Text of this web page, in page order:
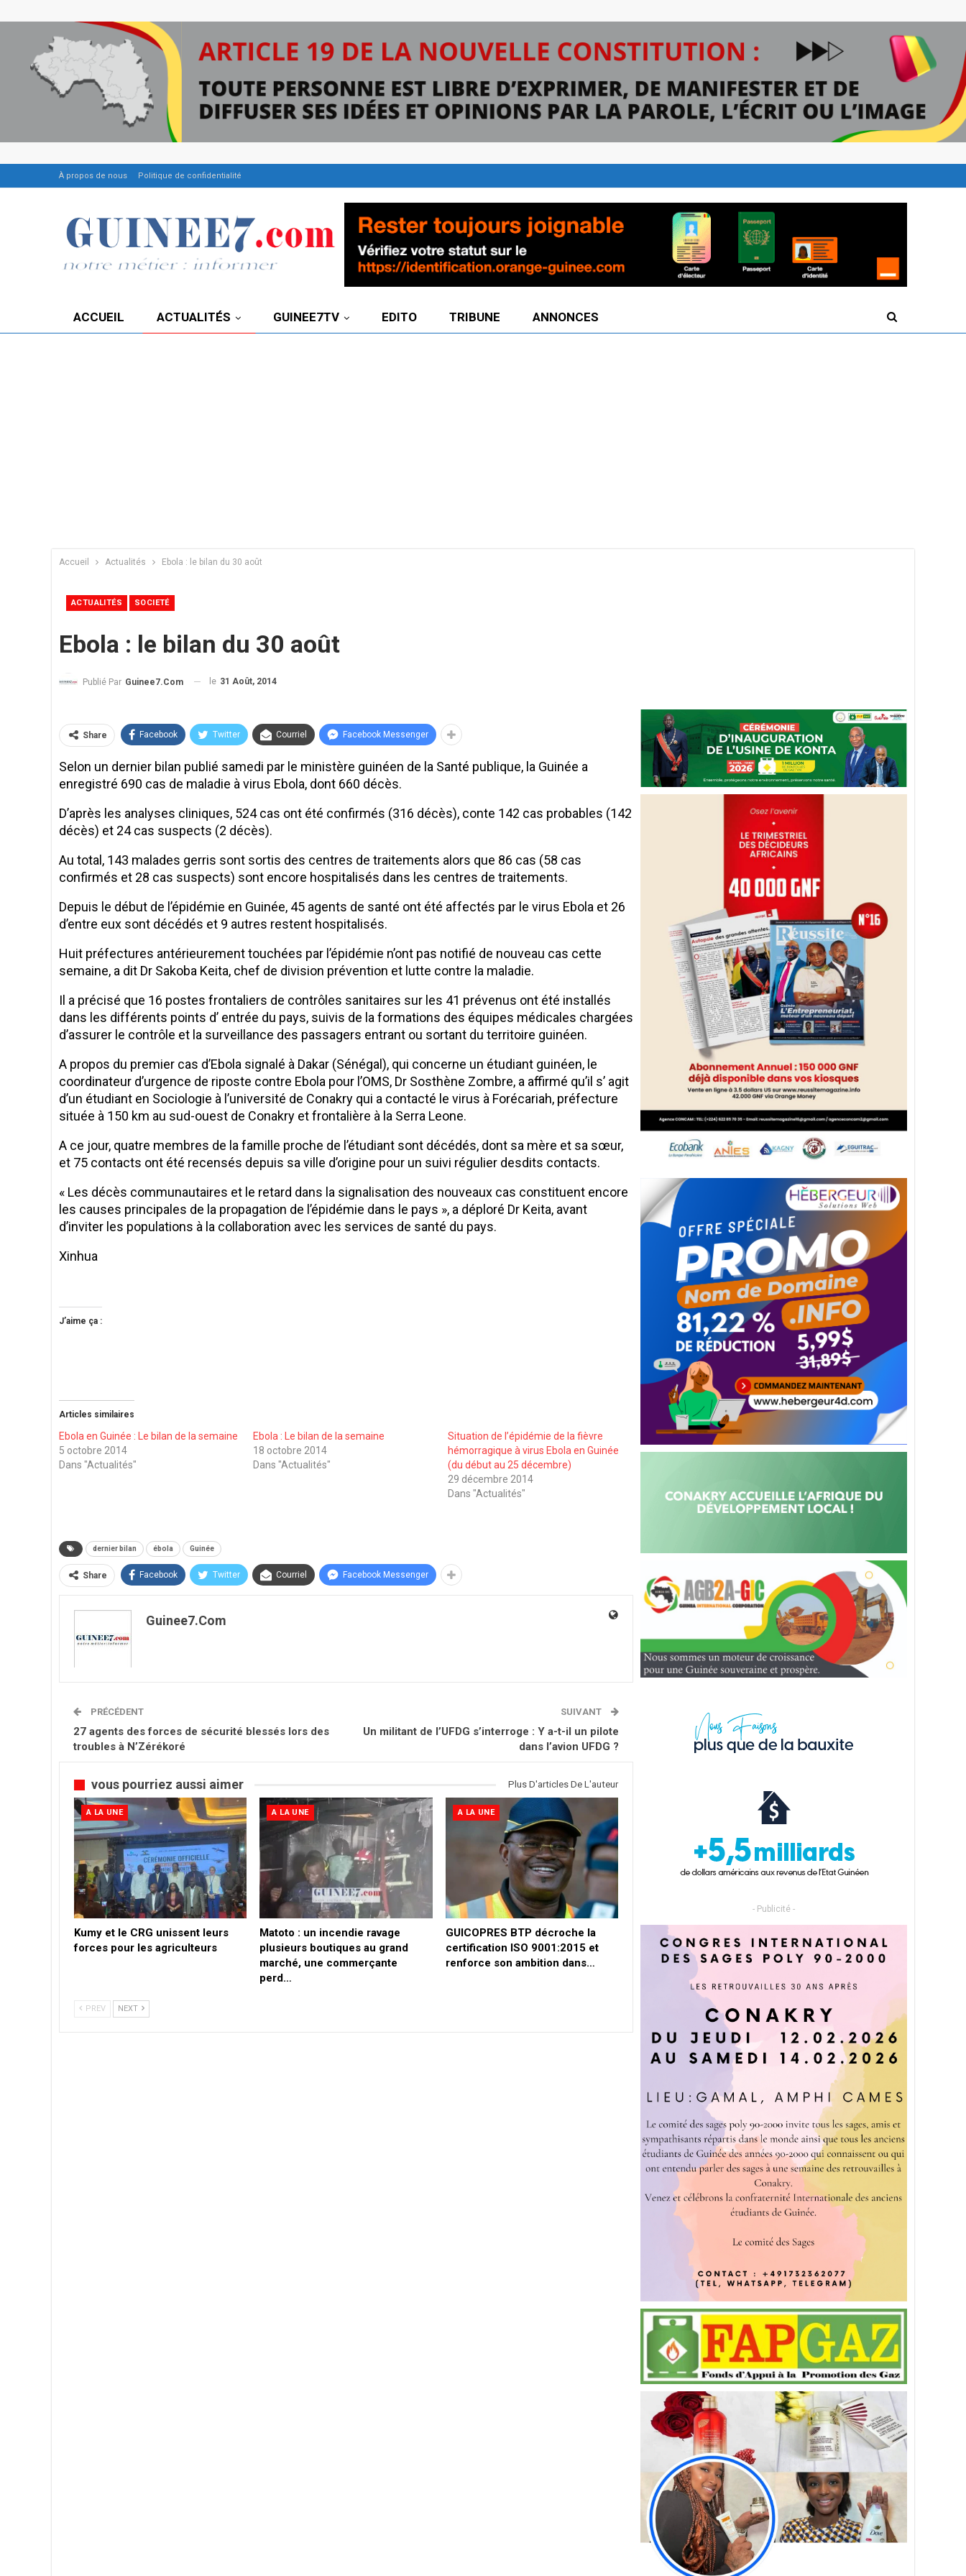
À propos de nous Politique de confidentialité
ACCUEIL ACTUALITÉS GUINEE7TV EDITO TRIBUNE ANNONCES
Accueil Actualités Ebola : le bilan du 30 août
ACTUALITÉS SOCIETÉ
Ebola : le bilan du 30 août
Publié Par Guinee7.com le 31 Août, 2014
Share Facebook Twitter Courriel Facebook Messenger
Selon un dernier bilan publié samedi par le ministère guinéen de la Santé publique, la Guinée a
enregistré 690 cas de maladie à virus Ebola, dont 660 décès.
D’après les analyses cliniques, 524 cas ont été confirmés (316 décès), conte 142 cas probables (142
décès) et 24 cas suspects (2 décès).
Au total, 143 malades gerris sont sortis des centres de traitements alors que 86 cas (58 cas
confirmés et 28 cas suspects) sont encore hospitalisés dans les centres de traitements.
Depuis le début de l’épidémie en Guinée, 45 agents de santé ont été affectés par le virus Ebola et 26
d’entre eux sont décédés et 9 autres restent hospitalisés.
Huit préfectures antérieurement touchées par l’épidémie n’ont pas notifié de nouveau cas cette
semaine, a dit Dr Sakoba Keita, chef de division prévention et lutte contre la maladie.
Il a précisé que 16 postes frontaliers de contrôles sanitaires sur les 41 prévenus ont été installés
dans les différents points d’ entrée du pays, suivis de la formations des équipes médicales chargées
d’assurer le contrôle et la surveillance des passagers entrant ou sortant du territoire guinéen.
A propos du premier cas d’Ebola signalé à Dakar (Sénégal), qui concerne un étudiant guinéen, le
coordinateur d’urgence de riposte contre Ebola pour l’OMS, Dr Sosthène Zombre, a affirmé qu’il s’ agit
d’un étudiant en Sociologie à l’université de Conakry qui a contacté le virus à Forécariah, préfecture
située à 150 km au sud-ouest de Conakry et frontalière à la Serra Leone.
A ce jour, quatre membres de la famille proche de l’étudiant sont décédés, dont sa mère et sa sœur,
et 75 contacts ont été recensés depuis sa ville d’origine pour un suivi régulier desdits contacts.
« Les décès communautaires et le retard dans la signalisation des nouveaux cas constituent encore
les causes principales de la propagation de l’épidémie dans le pays », a déploré Dr Keita, avant
d’inviter les populations à la collaboration avec les services de santé du pays.
Xinhua
J’aime ça :
Articles similaires
Ebola en Guinée : Le bilan de la semaine
5 octobre 2014
Dans "Actualités"
Ebola : Le bilan de la semaine
18 octobre 2014
Dans "Actualités"
Situation de l’épidémie de la fièvre
hémorragique à virus Ebola en Guinée
(du début au 25 décembre)
29 décembre 2014
Dans "Actualités"
dernier bilan ébola Guinée
Share Facebook Twitter Courriel Facebook Messenger
Guinee7.com
PRÉCÉDENT
27 agents des forces de sécurité blessés lors des
troubles à N’Zérékoré
SUIVANT
Un militant de l’UFDG s’interroge : Y a-t-il un pilote
dans l’avion UFDG ?
vous pourriez aussi aimer Plus D'articles De L'auteur
A LA UNE
Kumy et le CRG unissent leurs
forces pour les agriculteurs
A LA UNE
Matoto : un incendie ravage
plusieurs boutiques au grand
marché, une commerçante
perd…
A LA UNE
GUICOPRES BTP décroche la
certification ISO 9001:2015 et
renforce son ambition dans…
PREV NEXT
- Publicité -